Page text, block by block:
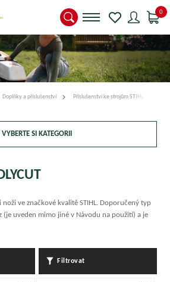
0
Doplňky a příslušenství Příslušenství ke strojům STIHL
VYBERTE SI KATEGORII
ve značkové kvalitě STIHL. Doporučený typ
(je uveden mimo jiné v Návodu na použití) a je
Filtrovat